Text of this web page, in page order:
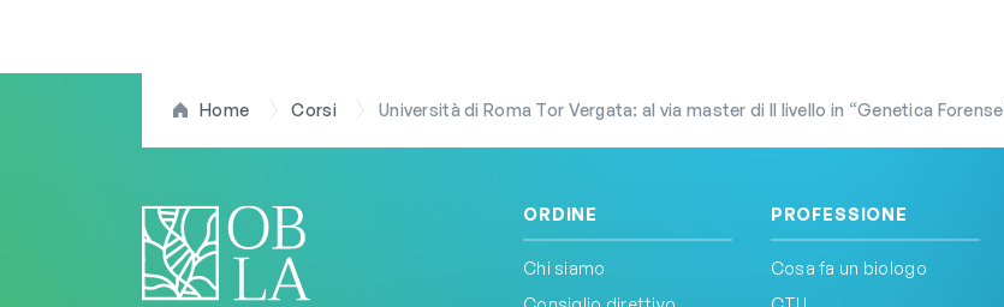
Home Corsi Università di Roma Tor Vergata: al via master di II livello in “Genetica Forense”.
ORDINE
Chi siamo
PROFESSIONE
Cosa fa un biologo